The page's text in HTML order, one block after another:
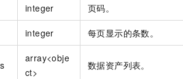
integer 页码。
integer 每页显示的条数。
array<obje
ct>
数据资产列表。